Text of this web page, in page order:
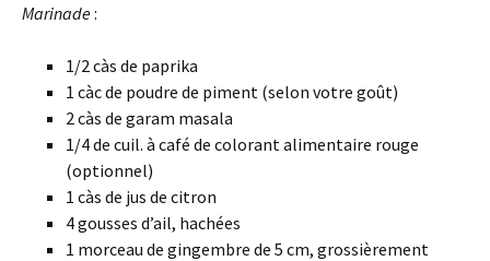
Marinade:
1/2 càs de paprika
1 càc de poudre de piment (selon votre goût)
2 càs de garam masala
1/4 de cuil. à café de colorant alimentaire rouge
(optionnel)
1 càs de jus de citron
4 gousses d’ail, hachées
1 morceau de gingembre de 5 cm, grossièrement